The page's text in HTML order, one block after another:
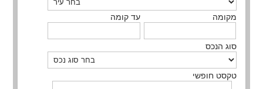
מקומה עד קומה
סוג הנכס
טקסט חופשי